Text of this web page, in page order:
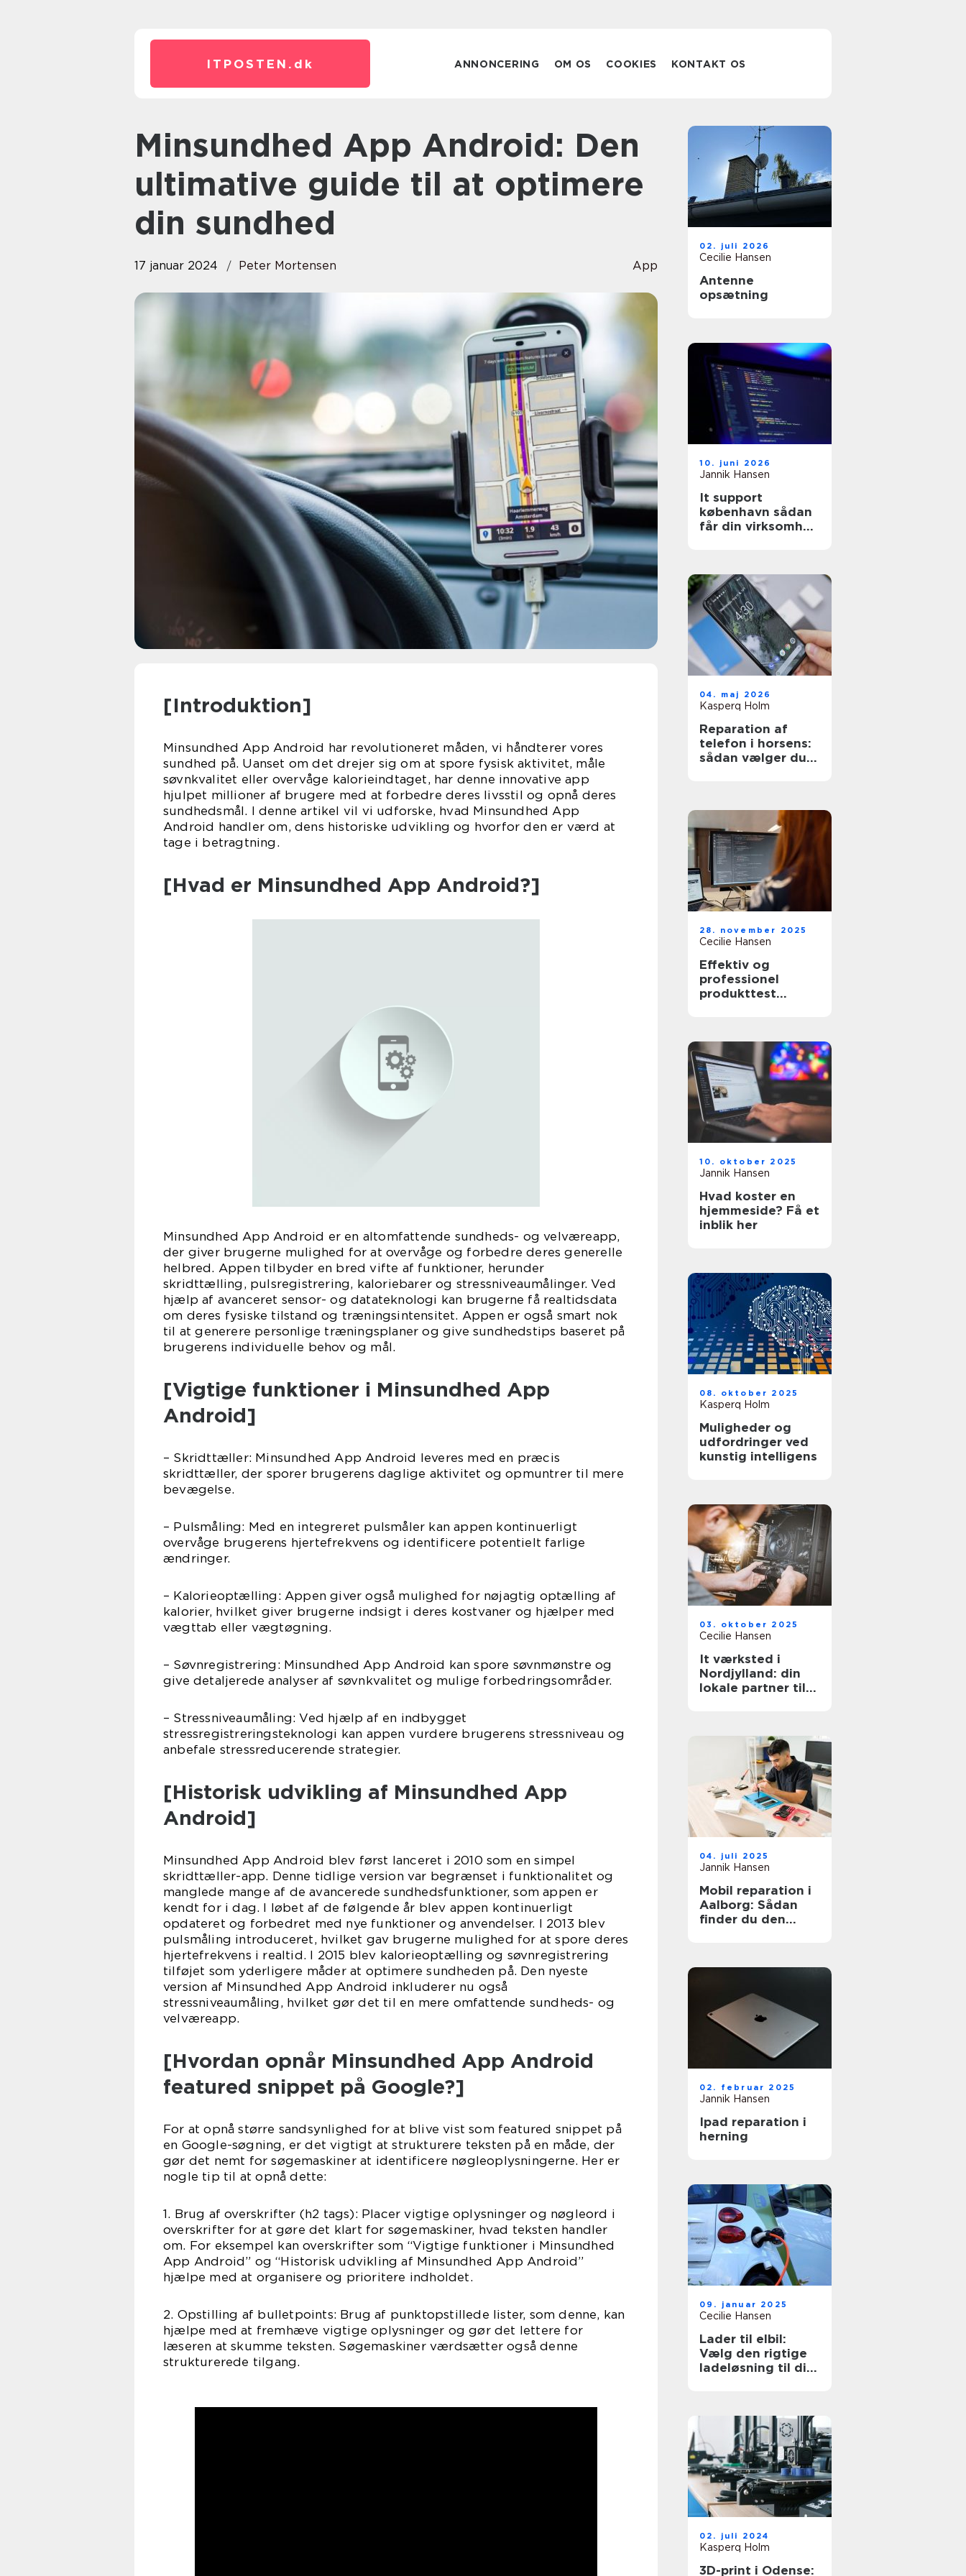
ITPOSTEN. dk ANNONCERING OM OS COOKIES KONTAKT OS
Minsundhed App Android: Den
ultimative guide til at optimere
din sundhed
17 januar 2024 Peter Mortensen App
[Introduktion]
Minsundhed App Android har revolutioneret måden, vi håndterer vores
sundhed på. Uanset om det drejer sig om at spore fysisk aktivitet, måle
søvnkvalitet eller overvåge kalorieindtaget, har denne innovative app
hjulpet millioner af brugere med at forbedre deres livsstil og opnå deres
sundhedsmål. I denne artikel vil vi udforske, hvad Minsundhed App
Android handler om, dens historiske udvikling og hvorfor den er værd at
tage i betragtning.
[Hvad er Minsundhed App Android?]
Minsundhed App Android er en altomfattende sundheds- og velværeapp,
der giver brugerne mulighed for at overvåge og forbedre deres generelle
helbred. Appen tilbyder en bred vifte af funktioner, herunder
skridttælling, pulsregistrering, kaloriebarer og stressniveaumålinger. Ved
hjælp af avanceret sensor- og datateknologi kan brugerne få realtidsdata
om deres fysiske tilstand og træningsintensitet. Appen er også smart nok
til at generere personlige træningsplaner og give sundhedstips baseret på
brugerens individuelle behov og mål.
[Vigtige funktioner i Minsundhed App
Android]
– Skridttæller: Minsundhed App Android leveres med en præcis
skridttæller, der sporer brugerens daglige aktivitet og opmuntrer til mere
bevægelse.
– Pulsmåling: Med en integreret pulsmåler kan appen kontinuerligt
overvåge brugerens hjertefrekvens og identificere potentielt farlige
ændringer.
– Kalorieoptælling: Appen giver også mulighed for nøjagtig optælling af
kalorier, hvilket giver brugerne indsigt i deres kostvaner og hjælper med
vægttab eller vægtøgning.
– Søvnregistrering: Minsundhed App Android kan spore søvnmønstre og
give detaljerede analyser af søvnkvalitet og mulige forbedringsområder.
– Stressniveaumåling: Ved hjælp af en indbygget
stressregistreringsteknologi kan appen vurdere brugerens stressniveau og
anbefale stressreducerende strategier.
[Historisk udvikling af Minsundhed App
Android]
Minsundhed App Android blev først lanceret i 2010 som en simpel
skridttæller-app. Denne tidlige version var begrænset i funktionalitet og
manglede mange af de avancerede sundhedsfunktioner, som appen er
kendt for i dag. I løbet af de følgende år blev appen kontinuerligt
opdateret og forbedret med nye funktioner og anvendelser. I 2013 blev
pulsmåling introduceret, hvilket gav brugerne mulighed for at spore deres
hjertefrekvens i realtid. I 2015 blev kalorieoptælling og søvnregistrering
tilføjet som yderligere måder at optimere sundheden på. Den nyeste
version af Minsundhed App Android inkluderer nu også
stressniveaumåling, hvilket gør det til en mere omfattende sundheds- og
velværeapp.
[Hvordan opnår Minsundhed App Android
featured snippet på Google?]
For at opnå større sandsynlighed for at blive vist som featured snippet på
en Google-søgning, er det vigtigt at strukturere teksten på en måde, der
gør det nemt for søgemaskiner at identificere nøgleoplysningerne. Her er
nogle tip til at opnå dette:
1. Brug af overskrifter (h2 tags): Placer vigtige oplysninger og nøgleord i
overskrifter for at gøre det klart for søgemaskiner, hvad teksten handler
om. For eksempel kan overskrifter som “Vigtige funktioner i Minsundhed
App Android” og “Historisk udvikling af Minsundhed App Android”
hjælpe med at organisere og prioritere indholdet.
2. Opstilling af bulletpoints: Brug af punktopstillede lister, som denne, kan
hjælpe med at fremhæve vigtige oplysninger og gør det lettere for
læseren at skumme teksten. Søgemaskiner værdsætter også denne
strukturerede tilgang.
02. juli 2026
Cecilie Hansen
Antenne
opsætning
10. juni 2026
Jannik Hansen
It support
københavn sådan
får din virksomhed
04. maj 2026
Kasperq Holm
Reparation af
telefon i horsens:
sådan vælger du
28. november 2025
Cecilie Hansen
Effektiv og
professionel
produkttest
10. oktober 2025
Jannik Hansen
Hvad koster en
hjemmeside? Få et
inblik her
08. oktober 2025
Kasperq Holm
Muligheder og
udfordringer ved
kunstig intelligens
03. oktober 2025
Cecilie Hansen
It værksted i
Nordjylland: din
lokale partner til
04. juli 2025
Jannik Hansen
Mobil reparation i
Aalborg: Sådan
finder du den
02. februar 2025
Jannik Hansen
Ipad reparation i
herning
09. januar 2025
Cecilie Hansen
Lader til elbil:
Vælg den rigtige
ladeløsning til dit
02. juli 2024
Kasperq Holm
3D-print i Odense: